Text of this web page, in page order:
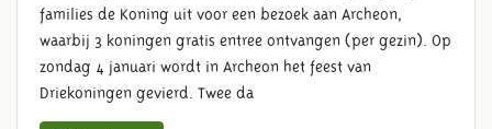
families de Koning uit voor een bezoek aan Archeon,
waarbij 3 koningen gratis entree ontvangen (per gezin). Op
zondag 4 januari wordt in Archeon het feest van
Driekoningen gevierd. Twee da